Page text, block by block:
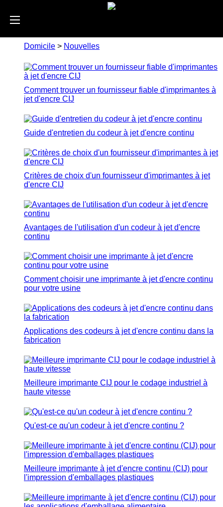
Domicile > Nouvelles
Comment trouver un fournisseur fiable d'imprimantes à
jet d'encre CIJ
Guide d'entretien du codeur à jet d'encre continu
Critères de choix d'un fournisseur d'imprimantes à jet
d'encre CIJ
Avantages de l'utilisation d'un codeur à jet d'encre
continu
Comment choisir une imprimante à jet d'encre continu
pour votre usine
Applications des codeurs à jet d'encre continu dans la
fabrication
Meilleure imprimante CIJ pour le codage industriel à
haute vitesse
Qu'est-ce qu'un codeur à jet d'encre continu ?
Meilleure imprimante à jet d'encre continu (CIJ) pour
l'impression d'emballages plastiques